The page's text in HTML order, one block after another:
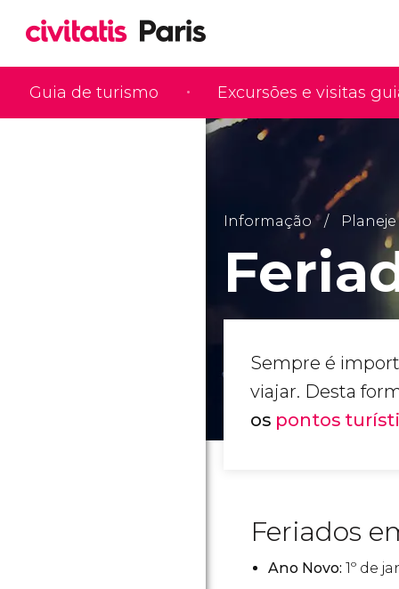
Guia de turismo Excursões e visitas
Informação
Sempre é
viajar. Desta
os pontos
Feriados
Ano Novo: 1º de